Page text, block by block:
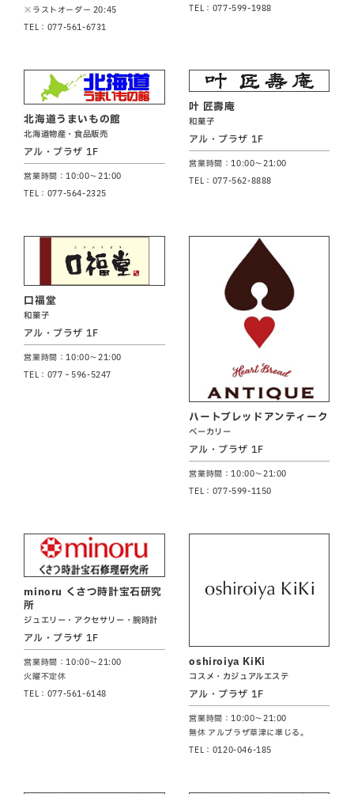
※ラストオーダー 20:45
TEL：077-561-6731
TEL：077-599-1988
北海道うまいもの館
北海道物産・食品販売
アル・プラザ 1F
営業時間：10:00～21:00
TEL：077-564-2325
叶 匠壽庵
和菓子
アル・プラザ 1F
営業時間：10:00～21:00
TEL：077-562-8888
口福堂
和菓子
アル・プラザ 1F
営業時間：10:00～21:00
TEL：077‐596-5247
ハートブレッドアンティーク
ベーカリー
アル・プラザ 1F
営業時間：10:00～21:00
TEL：077-599-1150
minoru くさつ時計宝石研究
所
ジュエリー・アクセサリー・腕時計
アル・プラザ 1F
営業時間：10:00～21:00
火曜不定休
TEL：077-561-6148
oshiroiya KiKi
コスメ・カジュアルエステ
アル・プラザ 1F
営業時間：10:00～21:00
無休 アルプラザ草津に準じる。
TEL：0120-046-185